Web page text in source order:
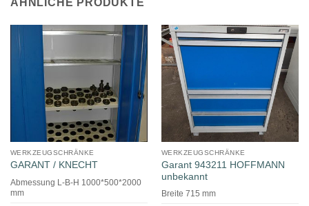
ÄHNLICHE PRODUKTE
WERKZEUGSCHRÄNKE
GARANT / KNECHT
Abmessung L-B-H 1000*500*2000
mm
WERKZEUGSCHRÄNKE
Garant 943211 HOFFMANN
unbekannt
Breite 715 mm